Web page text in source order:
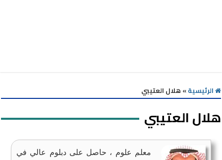
الرئيسية» هلال العتيبي
هلال العتيبي
معلم علوم ، حاصل على دبلوم عالي في